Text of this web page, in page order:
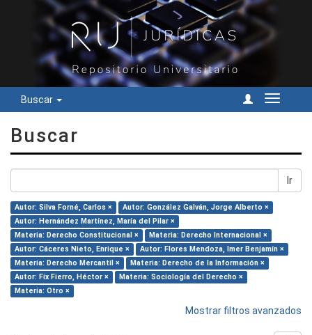
Buscar
Cambiar
Buscar
Ir
Autor: Silva Forné, Carlos ×
Autor: González Galván, Jorge Alberto ×
Autor: Hernández Martínez, María del Pilar ×
Materia: Derecho Constitucional ×
Materia: Derecho Internacional ×
Autor: Cáceres Nieto, Enrique ×
Autor: Flores Mendoza, Imer Benjamín ×
Materia: Derecho Mercantil ×
Materia: Derecho de la Información ×
Autor: Fix Fierro, Héctor ×
Materia: Sociología del Derecho ×
Materia: Otro ×
Mostrar filtros avanzados